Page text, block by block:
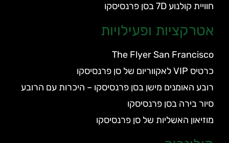
חוויית קולנוע 7D בסן פרנסיסקו
אטרקציות ופעילויות
The Flyer San Francisco
כרטיס VIP לאקווריום של סן פרנסיסקו
רובע האומנים מישן בסן פרנסיסקו – היכרות עם הרובע
סיור בירה בסן פרנסיסקו
מוזיאון האשליות של סן פרנסיסקו